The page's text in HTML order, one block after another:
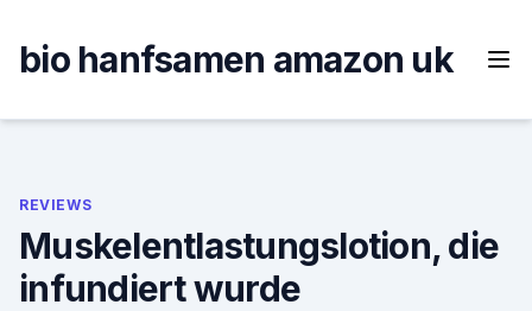
content
bio hanfsamen amazon uk
REVIEWS
Muskelentlastungslotion, die
infundiert wurde